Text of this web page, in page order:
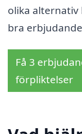
olika alternativ
bra
Få 3
förpliktelser